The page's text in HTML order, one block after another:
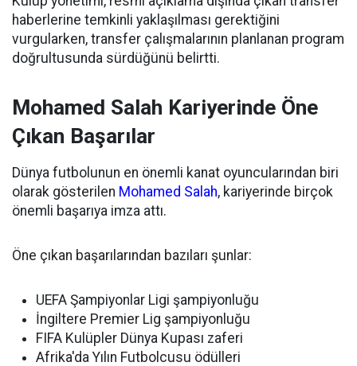
haberlerine temkinli yaklaşılması gerektiğini
vurgularken, transfer çalışmalarının planlanan program
doğrultusunda sürdüğünü belirtti.
Mohamed Salah Kariyerinde Öne
Çıkan Başarılar
Dünya futbolunun en önemli kanat oyuncularından biri
olarak gösterilen Mohamed Salah, kariyerinde birçok
önemli başarıya imza attı.
Öne çıkan başarılarından bazıları şunlar:
UEFA Şampiyonlar Ligi şampiyonluğu
İngiltere Premier Lig şampiyonluğu
FIFA Kulüpler Dünya Kupası zaferi
Afrika'da Yılın Futbolcusu ödülleri